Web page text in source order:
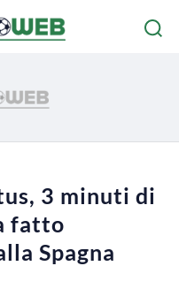
3 minuti di
fatto
Spagna